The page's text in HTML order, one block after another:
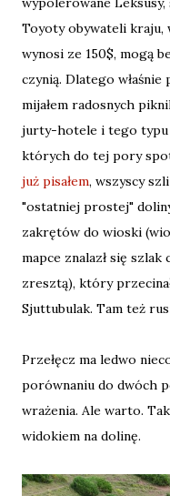
Toyoty obywateli kraju,
wynosi ze 150$, mogą
czynią. Dlatego właśnie
mijałem radosnych
jurty-hotele i tego typu
których do tej pory
już pisałem, wszyscy
"ostatniej prostej"
zakrętów do wioski
mapce znalazł się
zresztą), który
Sjuttubulak. Tam też
Przełęcz ma ledwo
porównaniu do dwóch
wrażenia. Ale warto.
widokiem na dolinę.